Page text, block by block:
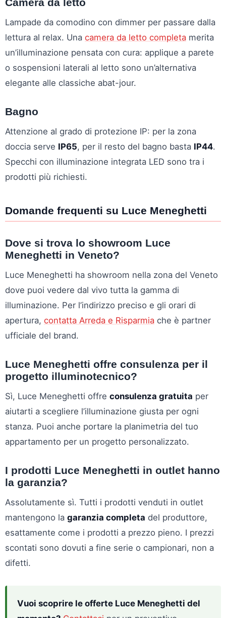
Lampade da comodino con dimmer per passare dalla
lettura al relax. Una camera da letto completa merita
un’illuminazione pensata con cura: applique a parete
o sospensioni laterali al letto sono un’alternativa
elegante alle classiche abat-jour.
Bagno
Attenzione al grado di protezione IP: per la zona
doccia serve IP65, per il resto del bagno basta IP44.
Specchi con illuminazione integrata LED sono tra i
prodotti più richiesti.
Domande frequenti su Luce Meneghetti
Dove si trova lo showroom Luce
Meneghetti in Veneto?
Luce Meneghetti ha showroom nella zona del Veneto
dove puoi vedere dal vivo tutta la gamma di
illuminazione. Per l’indirizzo preciso e gli orari di
apertura, contatta Arreda e Risparmia che è partner
ufficiale del brand.
Luce Meneghetti offre consulenza per il
progetto illuminotecnico?
Sì, Luce Meneghetti offre consulenza gratuita per
aiutarti a scegliere l’illuminazione giusta per ogni
stanza. Puoi anche portare la planimetria del tuo
appartamento per un progetto personalizzato.
I prodotti Luce Meneghetti in outlet hanno
la garanzia?
Assolutamente sì. Tutti i prodotti venduti in outlet
mantengono la garanzia completa del produttore,
esattamente come i prodotti a prezzo pieno. I prezzi
scontati sono dovuti a fine serie o campionari, non a
difetti.
Vuoi scoprire le offerte Luce Meneghetti del